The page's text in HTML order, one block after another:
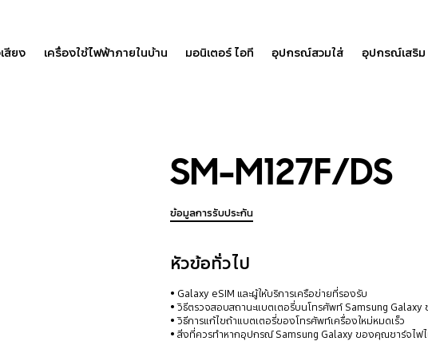
สียง เครื่องใช้ไฟฟ้าภายในบ้าน มอนิเตอร์ ไอที อุปกรณ์สวมใส่ อุปกรณ์เสริม
SM-M127F/DS
ข้อมูลการรับประกัน
หัวข้อทั่วไป
Galaxy eSIM และผู้ให้บริการเครือข่ายที่รองรับ
วิธีตรวจสอบสถานะแบตเตอรี่บนโทรศัพท์ Samsung
วิธีการแก้ไขถ้าแบตเตอรี่ของโทรศัพท์เครื่องใหม่หมดเร็ว
สิ่งที่ควรทำหากอุปกรณ์ Samsung Galaxy ของคุณชาร์จไฟไ